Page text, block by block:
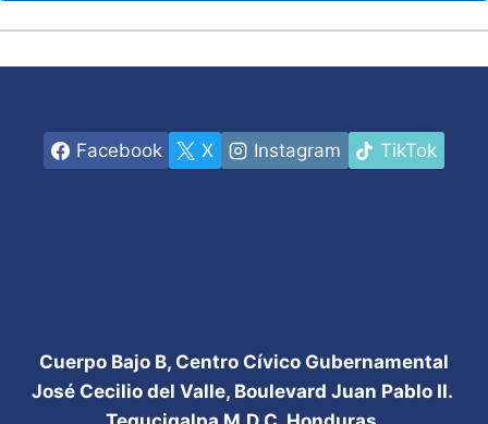
Facebook X Instagram TikTok
Cuerpo Bajo B, Centro Cívico Gubernamental
José Cecilio del Valle, Boulevard Juan Pablo II.